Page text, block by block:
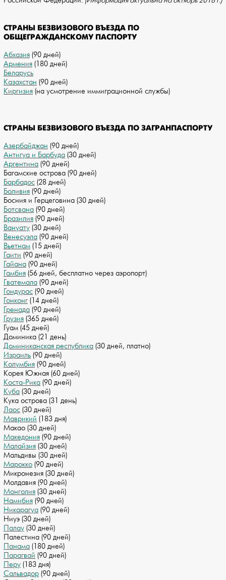
СТРАНЫ БЕЗВИЗОВОГО ВЪЕЗДА ПО
ОБЩЕГРАЖДАНСКОМУ ПАСПОРТУ
Абхазия (90 дней)
Армения (180 дней)
Беларусь
Казахстан (90 дней)
Киргизия (на усмотрение иммиграционной службы)
СТРАНЫ БЕЗВИЗОВОГО ВЪЕЗДА ПО ЗАГРАНПАСПОРТУ
Азербайджан (90 дней)
Антигуа и Барбуда (30 дней)
Аргентина (90 дней)
Багамские острова (90 дней)
Барбадос (28 дней)
Боливия (90 дней)
Босния и Герцеговина (30 дней)
Ботсвана (90 дней)
Бразилия (90 дней)
Вануату (30 дней)
Венесуэла (90 дней)
Вьетнам (15 дней)
Гаити (90 дней)
Гайана (90 дней)
Гамбия (56 дней, бесплатно через аэропорт)
Гватемала (90 дней)
Гондурас (90 дней)
Гонконг (14 дней)
Гренада (90 дней)
Грузия (365 дней)
Гуам (45 дней)
Доминика (21 день)
Доминиканская республика (30 дней, платно)
Израиль (90 дней)
Колумбия (90 дней)
Корея Южная (60 дней)
Коста-Рика (90 дней)
Куба (30 дней)
Кука острова (31 день)
Лаос (30 дней)
Маврикий (183 дня)
Макао (30 дней)
Македония (90 дней)
Малайзия (30 дней)
Мальдивы (30 дней)
Марокко (90 дней)
Микронезия (30 дней)
Молдавия (90 дней)
Монголия (30 дней)
Намибия (90 дней)
Никарагуа (90 дней)
Ниуэ (30 дней)
Палау (30 дней)
Палестина (90 дней)
Панама (180 дней)
Парагвай (90 дней)
Перу (183 дня)
Сальвадор (90 дней)